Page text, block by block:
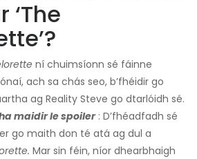
‘The
ní chuimsíonn sé fáinne
ach sa chás seo, b’fhéidir go
ag Reality Steve go dtarlóidh sé.
maidir le spoiler : D’fhéadfadh sé
go maith don té atá ag dul a
Mar sin féin, níor dhearbhaigh